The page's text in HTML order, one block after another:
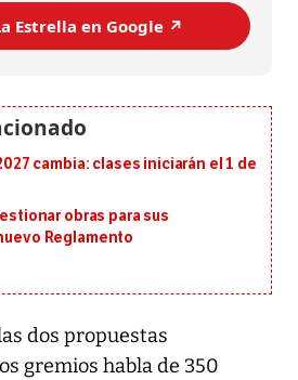
Estrella en Google ↗️
cambia: clases iniciarán el 1 de
obras para sus
Reglamento
dos propuestas
gremios habla de 350